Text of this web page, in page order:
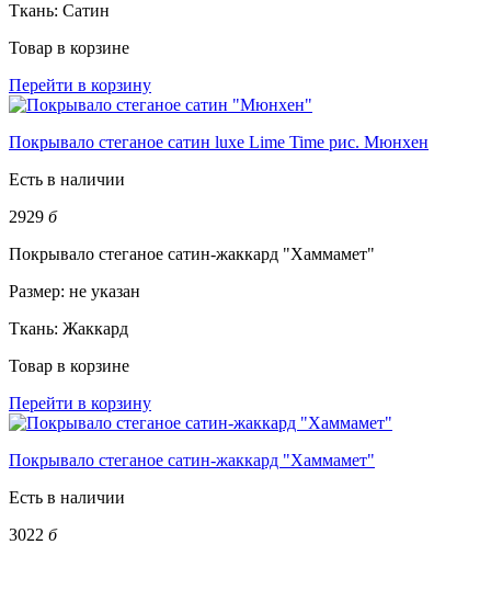
Ткань: Сатин
Товар в корзине
Перейти в корзину
Покрывало стеганое сатин luxe Lime Time рис. Мюнхен
Есть в наличии
2929 б
Покрывало стеганое сатин-жаккард "Хаммамет"
Размер: не указан
Ткань: Жаккард
Товар в корзине
Перейти в корзину
Покрывало стеганое сатин-жаккард "Хаммамет"
Есть в наличии
3022 б